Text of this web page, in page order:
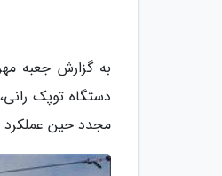
به گزارش جعبه
دستگاه توپک
مجدد حین عملکرد